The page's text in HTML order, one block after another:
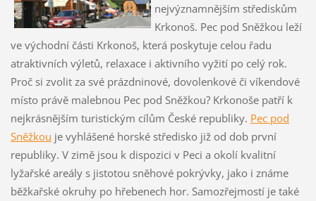
nejvýznamnějším střediskům
Krkonoš. Pec pod Sněžkou leží
ve východní části Krkonoš, která poskytuje celou řadu
atraktivních výletů, relaxace i aktivního vyžití po celý rok.
Proč si zvolit za své prázdninové, dovolenkové či víkendové
místo právě malebnou Pec pod Sněžkou? Krkonoše patří k
nejkrásnějším turistickým cílům České republiky. Pec pod
Sněžkou je vyhlášené horské středisko již od dob první
republiky. V zimě jsou k dispozici v Peci a okolí kvalitní
lyžařské areály s jistotou sněhové pokrývky, jako i známe
běžkařské okruhy po hřebenech hor. Samozřejmostí je také